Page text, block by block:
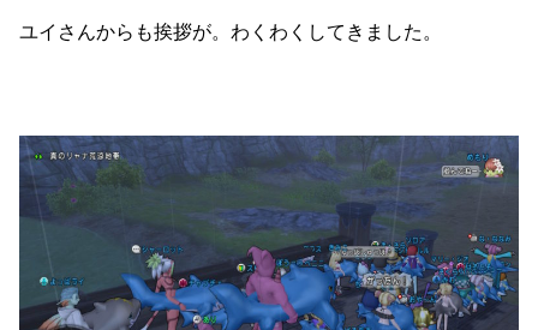
ユイさんからも挨拶が。わくわくしてきました。